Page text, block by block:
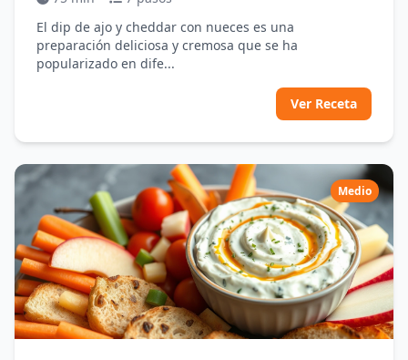
El dip de ajo y cheddar con nueces es una
preparación deliciosa y cremosa que se ha
popularizado en dife...
Ver Receta
Medio